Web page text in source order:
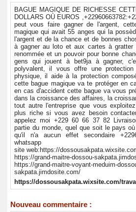
BAGUE MAGIQUE DE RICHESSE
DOLLARS OÙ EUROS
peut vous faire gagner de l'argent,
magique qui avait 55 anges qui la
l'argent et de la chance et de bonnes
à gagner au loto et aux cartes à gratter
renommée et un pouvoir pour bonne
gens qui jouent à bet9ja à gagner,
polyvalent, il vous offre une
physique, il aide à la protection
cette bague magique va te protéger en
en cas d'accident cette bague va vous
dans la croissance des affaires, la
tout autre l'entreprise que vous
plus riche si vous avez besoin
appelez moi +229 60 66 37 82
partie du monde, quel que soit le pays
qu'il n'a aucun effet secondaire
whatsapp
site web:https://
https://grand-maitre-dossou-
https://grand-maitre-voyant-meduim-
sakpata.jimdosite.com/
https://dossousakpata.wixsite.com/
Nouveau commentaire :